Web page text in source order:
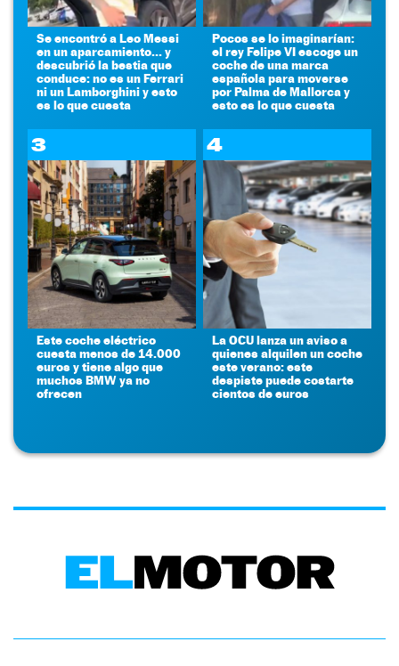
Se encontró a Leo Messi
en un aparcamiento... y
descubrió la bestia que
conduce: no es un Ferrari
ni un Lamborghini y esto
es lo que cuesta
Pocos se lo imaginarían:
el rey Felipe VI escoge un
coche de una marca
española para moverse
por Palma de Mallorca y
esto es lo que cuesta
3
Este coche eléctrico
cuesta menos de 14.000
euros y tiene algo que
muchos BMW ya no
ofrecen
4
La OCU lanza un aviso a
quienes alquilen un coche
este verano: este
despiste puede costarte
cientos de euros